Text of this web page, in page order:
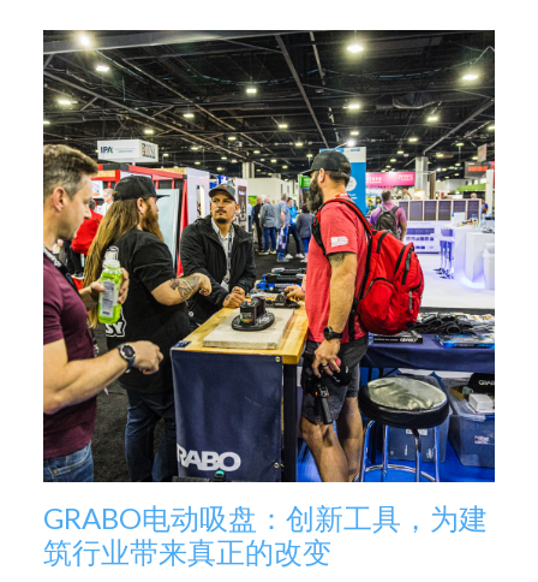
GRABO电动吸盘：创新工具，为建
筑行业带来真正的改变